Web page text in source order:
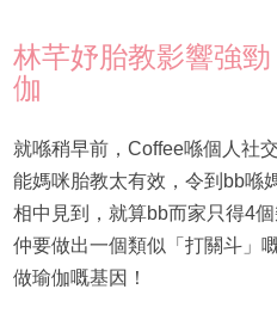
林芊妤胎教影響強
伽
就喺稍早前，Coffee喺個人社
能媽咪胎教太有效，令到bb喺
相中見到，就算bb而家只得4
仲要做出一個類似「打關斗」
做瑜伽嘅基因！